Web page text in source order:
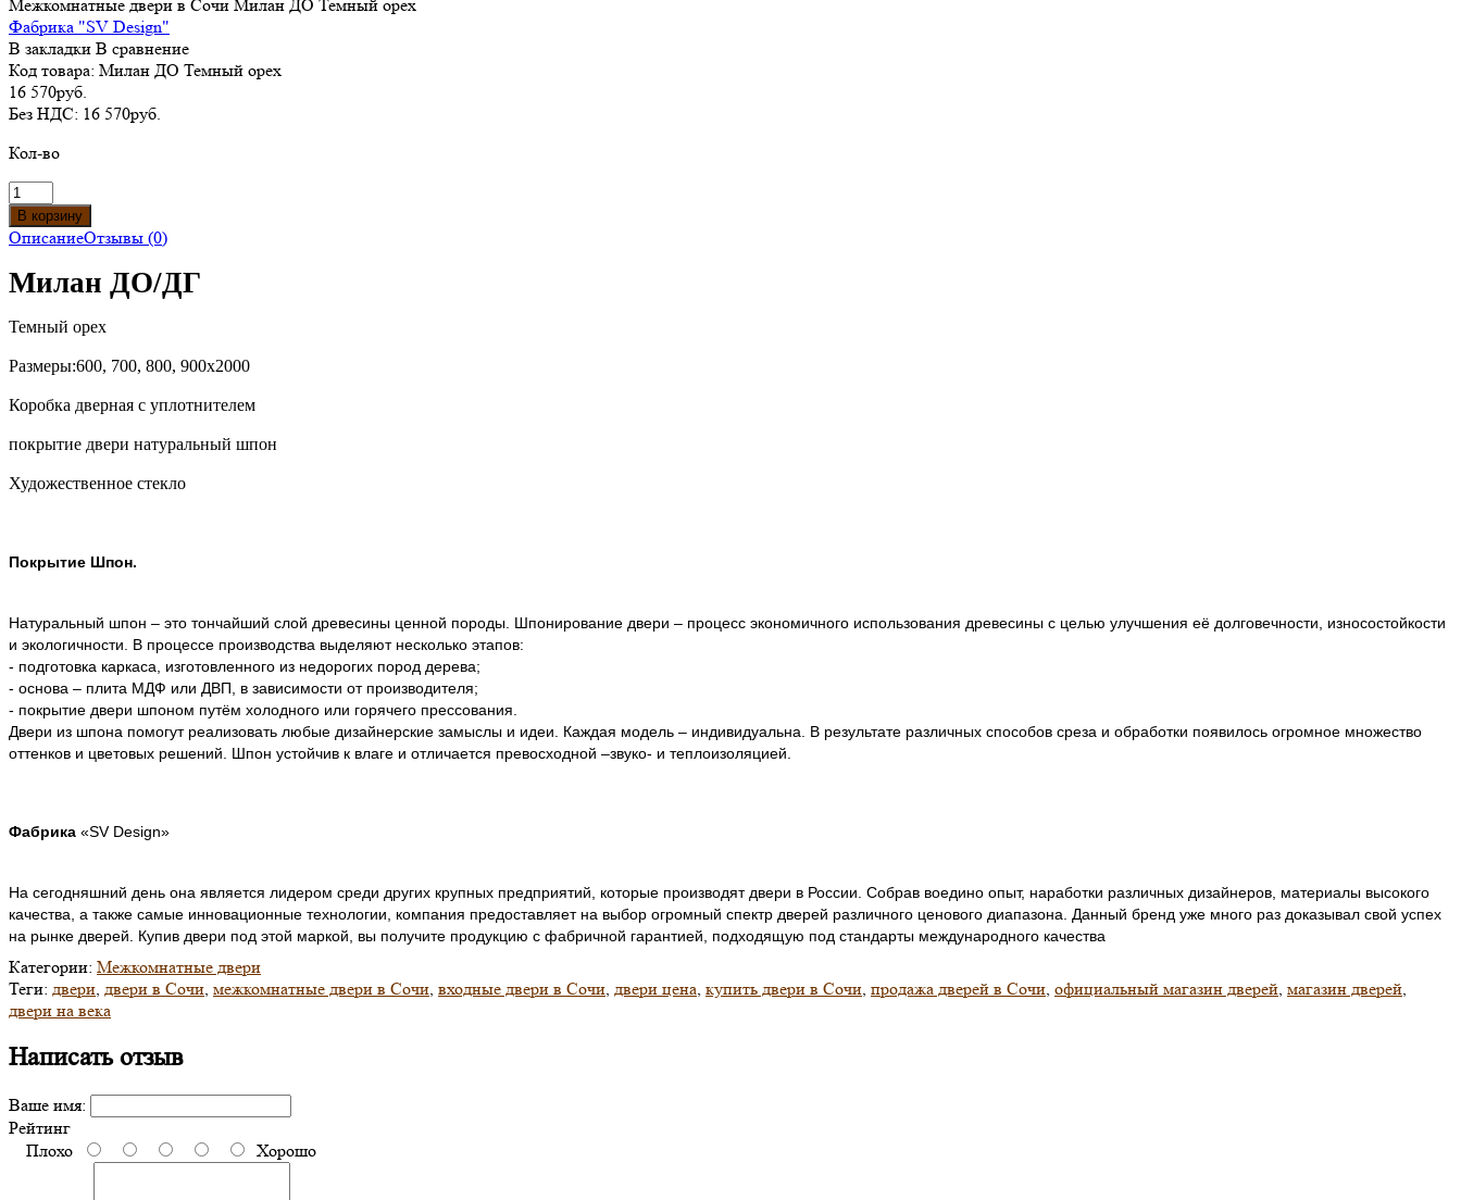
Межкомнатные двери в Сочи Милан ДО Темный орех
Фабрика "SV Design"
В закладки В сравнение
Код товара: Милан ДО Темный орех
16 570руб.
Без НДС: 16 570руб.
Кол-во
ОписаниеОтзывы (0)
Милан ДО/ДГ
Темный орех
Размеры:600, 700, 800, 900х2000
Коробка дверная с уплотнителем
покрытие двери натуральный шпон
Художественное стекло
Покрытие Шпон.
Натуральный шпон – это тончайший слой древесины ценной породы. Шпонирование двери – процесс экономичного использования древесины с целью улучшения её долговечности, износостойкости
и экологичности. В процессе производства выделяют несколько этапов:
- подготовка каркаса, изготовленного из недорогих пород дерева;
- основа – плита МДФ или ДВП, в зависимости от производителя;
- покрытие двери шпоном путём холодного или горячего прессования.
Двери из шпона помогут реализовать любые дизайнерские замыслы и идеи. Каждая модель – индивидуальна. В результате различных способов среза и обработки появилось огромное множество
оттенков и цветовых решений. Шпон устойчив к влаге и отличается превосходной –звуко- и теплоизоляцией.
Фабрика «SV Design»
На сегодняшний день она является лидером среди других крупных предприятий, которые производят двери в России. Собрав воедино опыт, наработки различных дизайнеров, материалы высокого
качества, а также самые инновационные технологии, компания предоставляет на выбор огромный спектр дверей различного ценового диапазона. Данный бренд уже много раз доказывал свой успех
на рынке дверей. Купив двери под этой маркой, вы получите продукцию с фабричной гарантией, подходящую под стандарты международного качества
Категории: Межкомнатные двери
Теги: двери двери в Сочи межкомнатные двери в Сочи входные двери в Сочи двери цена купить двери в Сочи продажа дверей в Сочи официальный магазин дверей магазин дверей
двери на века
Написать отзыв
Ваше имя:
Рейтинг
Плохо
Хорошо